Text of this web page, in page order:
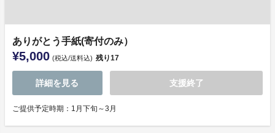
ありがとう手紙(寄付のみ）
¥5,000 (税込/送料込) 残り17
詳細を見る 支援終了
ご提供予定時期：1月下旬～3月